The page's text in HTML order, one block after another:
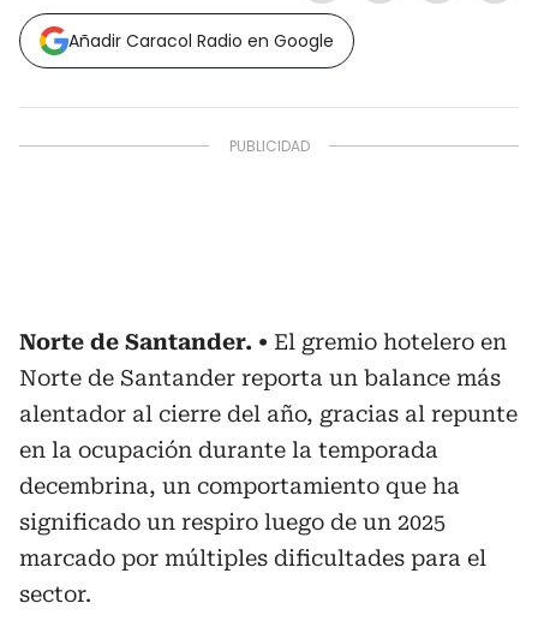
Añadir Caracol Radio en Google
Norte de Santander.
El gremio hotelero en
Norte de Santander reporta un balance más
alentador al cierre del año, gracias al repunte
en la ocupación durante la temporada
decembrina, un comportamiento que ha
significado un respiro luego de un 2025
marcado por múltiples dificultades para el
sector.